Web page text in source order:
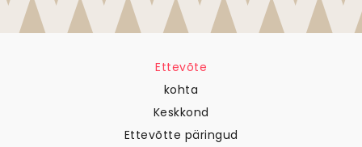
Ettevõte
kohta
Keskkond
Ettevõtte päringud